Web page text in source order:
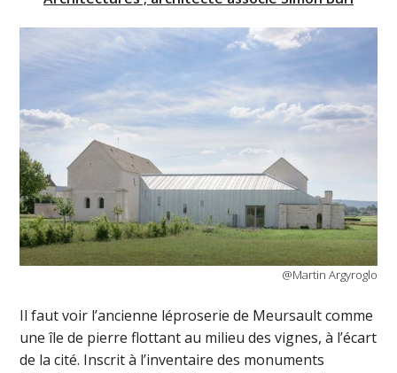
@Martin Argyroglo
Il faut voir l’ancienne léproserie de Meursault comme
une île de pierre flottant au milieu des vignes, à l’écart
de la cité. Inscrit à l’inventaire des monuments